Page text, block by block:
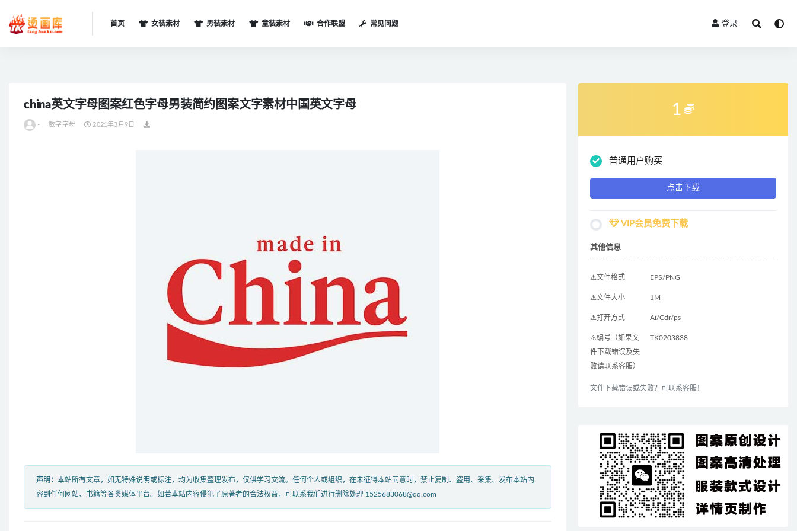
首页 女装素材 男装素材 童装素材 合作联盟 常见问题 登录
china英文字母图案红色字母男装简约图案文字素材中国英文字母
- 数字字母 2021年3月9日
声明： 本站所有文章，如无特殊说明或标注，均为收集整理发布，仅供学习交流。任何个人或组织，在未征得本站同意时，禁止复制、盗用、采集、发布本站内
容到任何网站、书籍等各类媒体平台。如若本站内容侵犯了原著者的合法权益，可联系我们进行删除处理 1525683068@qq.com
1
普通用户购买
点击下载
VIP会员免费下载
其他信息
⚠️文件格式 EPS/PNG
⚠️文件大小 1M
⚠️打开方式 Ai/Cdr/ps
⚠️编号（如果文
件下载错误及失
败请联系客服）
TK0203838
文件下载错误或失败？可联系客服！